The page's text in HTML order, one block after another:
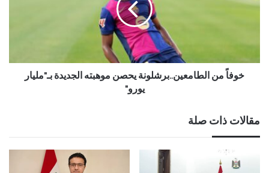
خوفاً من الطامعين..برشلونة يحصن موهبته الجديدة بـ"مليار
يورو"
مقالات ذات صلة